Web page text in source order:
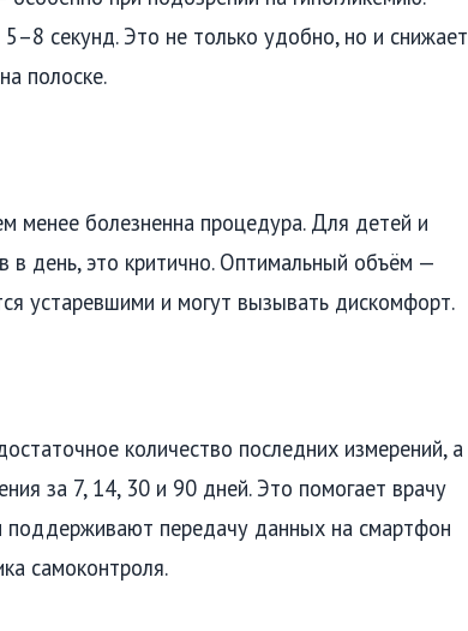
секунд. Это не только удобно, но и снижает
полоске.
менее болезненна процедура. Для детей и
день, это критично. Оптимальный объём —
устаревшими и могут вызывать дискомфорт.
количество последних измерений, а
за 7, 14, 30 и 90 дней. Это помогает врачу
поддерживают передачу данных на смартфон
самоконтроля.